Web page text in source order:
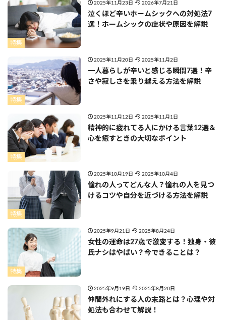
特集
2025年11月23日 2026年7月21日
泣くほど辛いホームシックへの対処法7
選！ホームシックの症状や原因を解説
特集
2025年11月20日 2025年11月2日
一人暮らしが辛いと感じる瞬間7選！辛
さや寂しさを乗り越える方法を解説
特集
2025年11月12日 2025年11月1日
精神的に疲れてる人にかける言葉12選＆
心を癒すときの大切なポイント
特集
2025年10月19日 2025年10月4日
憧れの人ってどんな人？憧れの人を見つ
けるコツや自分を近づける方法を解説
特集
2025年9月21日 2025年8月24日
女性の運命は27歳で激変する！独身・彼
氏ナシはやばい？今できることは？
2025年9月19日 2025年8月20日
仲間外れにする人の末路とは？心理や対
処法も合わせて解説！